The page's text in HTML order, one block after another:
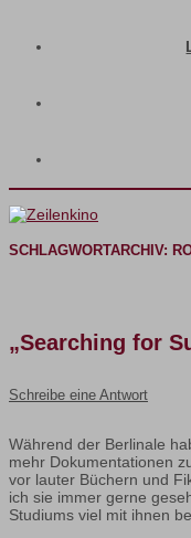
SCHLAGWORTARCHIV:
„Searching for
Schreibe eine Antwort
Während der Berlinale
mehr Dokumentationen
vor lauter Büchern und
ich sie immer gerne
Studiums viel mit ihnen